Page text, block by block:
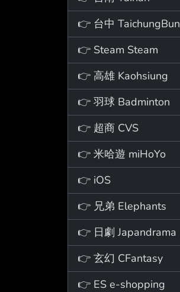
👉 台中 TaichungBun
👉 Steam Steam
👉 高雄 Kaohsiung
👉 羽球 Badminton
👉 超商 CVS
👉 米哈遊 miHoYo
👉 iOS
👉 兄弟 Elephants
👉 日劇 Japandrama
👉 玄幻 CFantasy
👉 ES e-shopping